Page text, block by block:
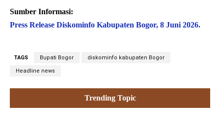
Sumber Informasi:
Press Release Diskominfo Kabupaten Bogor, 8 Juni 2026.
TAGS Bupati Bogor diskominfo kabupaten Bogor
Headline news
Trending Topic